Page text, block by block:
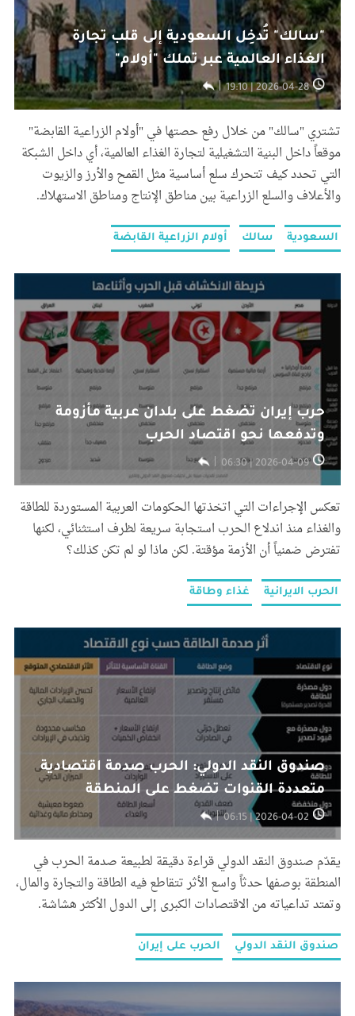
"سالك" تُدخِل السعودية إلى قلب تجارة
الغذاء العالمية عبر تملك "أولام"
2026-04-28 | 19:10
تشتري "سالك" من خلال رفع حصتها في "أولام الزراعية القابضة"
موقعاً داخل البنية التشغيلية لتجارة الغذاء العالمية، أي داخل الشبكة
التي تحدد كيف تتحرك سلع أساسية مثل القمح والأرز والزيوت
والأعلاف والسلع الزراعية بين مناطق الإنتاج ومناطق الاستهلاك.
السعودية سالك أولام الزراعية القابضة
حرب إيران تضغط على بلدان عربية مأزومة
وتدفعها نحو اقتصاد الحرب
2026-04-09 | 06:30
تعكس الإجراءات التي اتخذتها الحكومات العربية المستوردة للطاقة
والغذاء منذ اندلاع الحرب استجابة سريعة لظرف استثنائي، لكنها
تفترض ضمنياً أن الأزمة مؤقتة. لكن ماذا لو لم تكن كذلك؟
الحرب الايرانية غذاء وطاقة
صندوق النقد الدولي: الحرب صدمة اقتصادية
متعددة القنوات تضغط على المنطقة
2026-04-02 | 06:15
يقدّم صندوق النقد الدولي قراءة دقيقة لطبيعة صدمة الحرب في
المنطقة بوصفها حدثاً واسع الأثر تتقاطع فيه الطاقة والتجارة والمال،
وتمتد تداعياته من الاقتصادات الكبرى إلى الدول الأكثر هشاشة.
صندوق النقد الدولي الحرب على إيران